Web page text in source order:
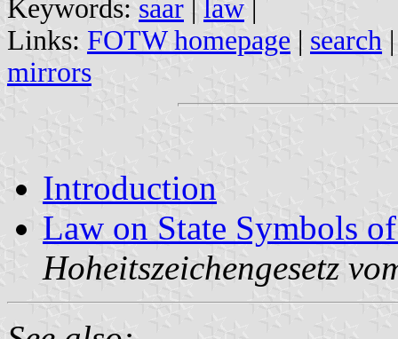
Keywords: saar | law |
Links: FOTW homepage | search
mirrors
Introduction
Law on State Symbols
Hoheitszeichengesetz